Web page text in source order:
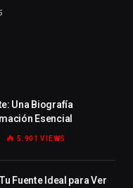
Una Biografía
Esencial
5.901VIEWS
Fuente Ideal para Ver